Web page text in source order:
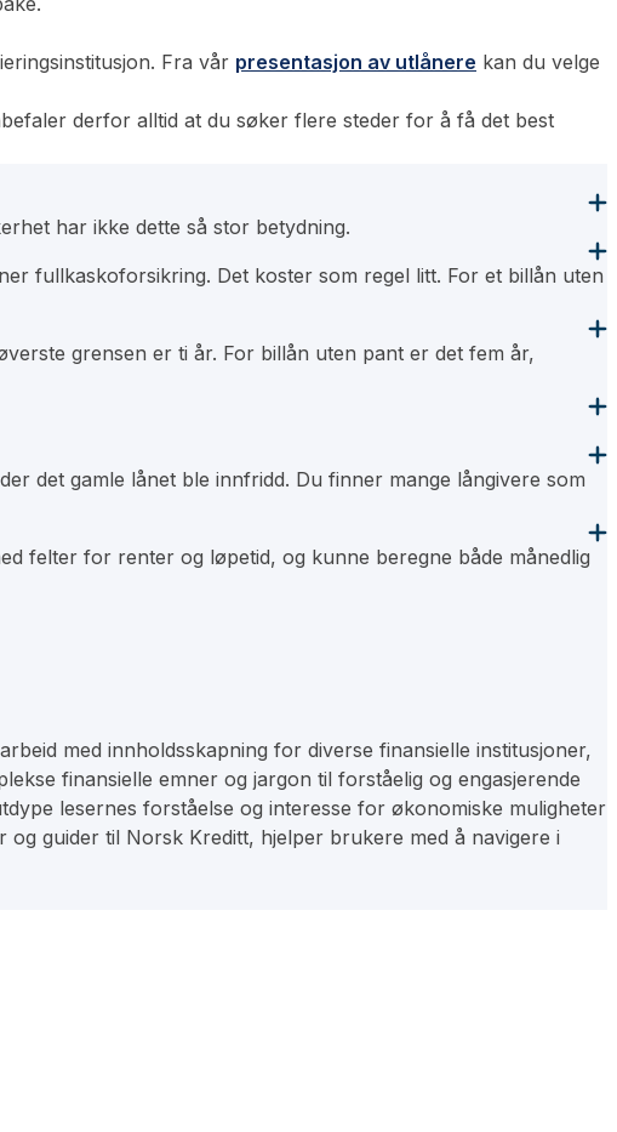
Fra vår presentasjon av utlånere kan du velge
derfor alltid at du søker flere steder for å få det best
har ikke dette så stor betydning.
fullkaskoforsikring. Det koster som regel litt. For et billån uten
grensen er ti år. For billån uten pant er det fem år,
det gamle lånet ble innfridd. Du finner mange långivere som
felter for renter og løpetid, og kunne beregne både månedlig
med innholdsskapning for diverse finansielle institusjoner,
finansielle emner og jargon til forståelig og engasjerende
lesernes forståelse og interesse for økonomiske muligheter
guider til Norsk Kreditt, hjelper brukere med å navigere i